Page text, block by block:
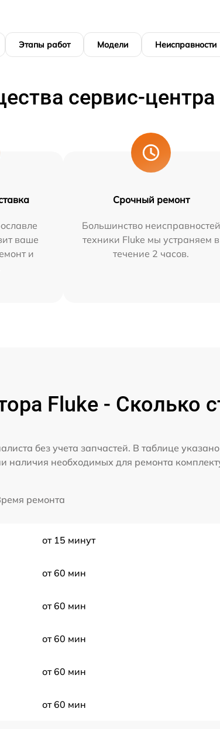
Этапы работ Модели Неисправности
сервис-центра
ваше
и
Срочный ремонт
Большинство неисправностей
техники Fluke мы устраняем в
течение 2 часов.
Fluke - Сколько
без учета запчастей. В таблице
наличия необходимых для ремонта
ремонта
от 15 минут
от 60 мин
от 60 мин
от 60 мин
от 60 мин
от 60 мин